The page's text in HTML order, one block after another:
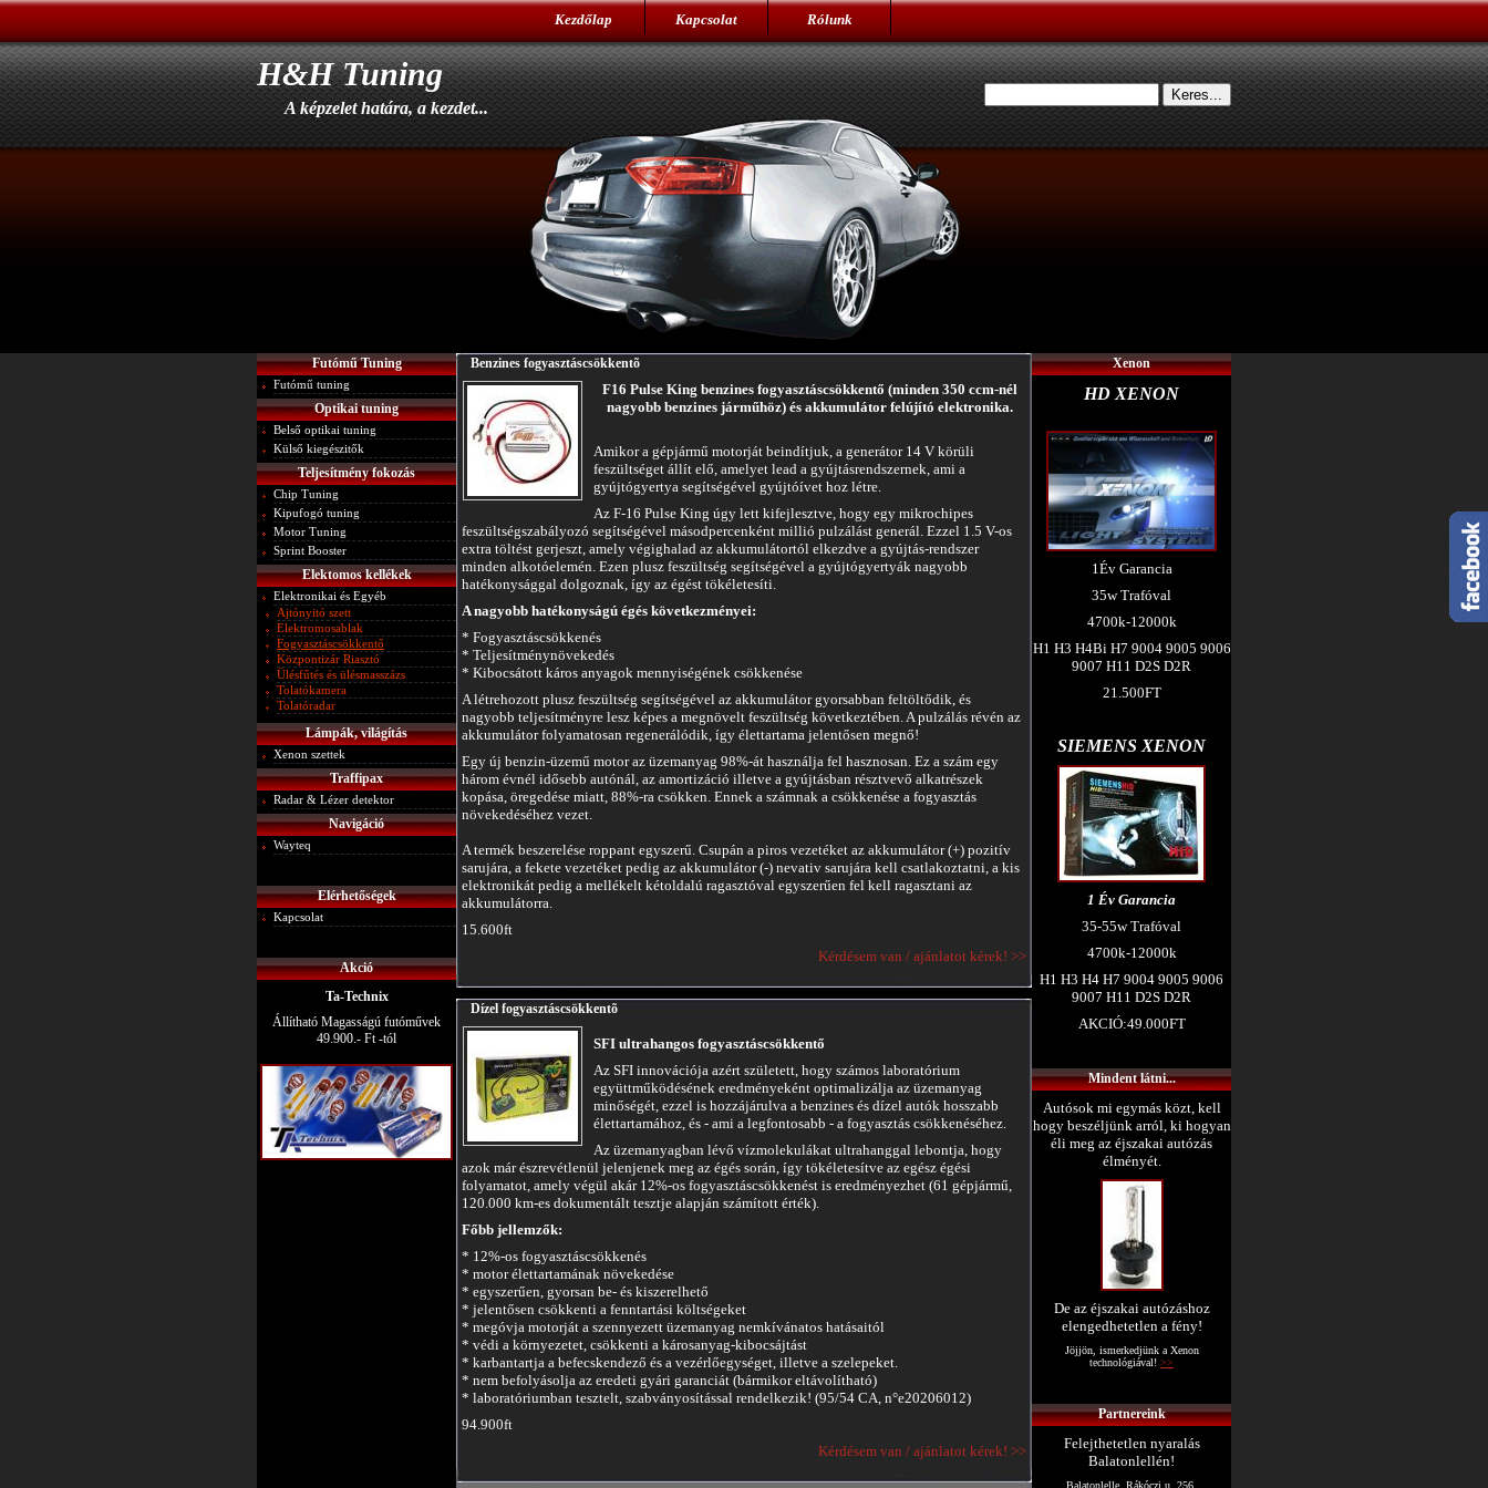
Kezdőlap Kapcsolat Rólunk
H&H Tuning
A képzelet határa, a kezdet...
Benzines fogyasztáscsökkentõ
F16 Pulse King benzines fogyasztáscsökkentő (minden 350 ccm-nél
nagyobb benzines járműhöz) és akkumulátor felújító elektronika.
Amikor a gépjármű motorját beindítjuk, a generátor 14 V körüli
feszültséget állít elő, amelyet lead a gyújtásrendszernek, ami a
gyújtógyertya segítségével gyújtóívet hoz létre.
Az F-16 Pulse King úgy lett kifejlesztve, hogy egy mikrochipes
feszültségszabályozó segítségével másodpercenként millió pulzálást generál. Ezzel 1.5 V-os
extra töltést gerjeszt, amely végighalad az akkumulátortól elkezdve a gyújtás-rendszer
minden alkotóelemén. Ezen plusz feszültség segítségével a gyújtógyertyák nagyobb
hatékonysággal dolgoznak, így az égést tökéletesíti.
A nagyobb hatékonyságú égés következményei:
* Fogyasztáscsökkenés
* Teljesítménynövekedés
* Kibocsátott káros anyagok mennyiségének csökkenése
A létrehozott plusz feszültség segítségével az akkumulátor gyorsabban feltöltődik, és
nagyobb teljesítményre lesz képes a megnövelt feszültség következtében. A pulzálás révén az
akkumulátor folyamatosan regenerálódik, így élettartama jelentősen megnő!
Egy új benzin-üzemű motor az üzemanyag 98%-át használja fel hasznosan. Ez a szám egy
három évnél idősebb autónál, az amortizáció illetve a gyújtásban résztvevő alkatrészek
kopása, öregedése miatt, 88%-ra csökken. Ennek a számnak a csökkenése a fogyasztás
növekedéséhez vezet.
A termék beszerelése roppant egyszerű. Csupán a piros vezetéket az akkumulátor (+) pozitív
sarujára, a fekete vezetéket pedig az akkumulátor (-) nevativ sarujára kell csatlakoztatni, a kis
elektronikát pedig a mellékelt kétoldalú ragasztóval egyszerűen fel kell ragasztani az
akkumulátorra.
15.600ft
Kérdésem van / ajánlatot kérek! >>
Dízel fogyasztáscsökkentõ
SFI ultrahangos fogyasztáscsökkentő
Az SFI innovációja azért született, hogy számos laboratórium
együttműködésének eredményeként optimalizálja az üzemanyag
minőségét, ezzel is hozzájárulva a benzines és dízel autók hosszabb
élettartamához, és - ami a legfontosabb - a fogyasztás csökkenéséhez.
Az üzemanyagban lévő vízmolekulákat ultrahanggal lebontja, hogy
azok már észrevétlenül jelenjenek meg az égés során, így tökéletesítve az egész égési
folyamatot, amely végül akár 12%-os fogyasztáscsökkenést is eredményezhet (61 gépjármű,
120.000 km-es dokumentált tesztje alapján számított érték).
Főbb jellemzők:
* 12%-os fogyasztáscsökkenés
* motor élettartamának növekedése
* egyszerűen, gyorsan be- és kiszerelhető
* jelentősen csökkenti a fenntartási költségeket
* megóvja motorját a szennyezett üzemanyag nemkívánatos hatásaitól
* védi a környezetet, csökkenti a károsanyag-kibocsájtást
* karbantartja a befecskendező és a vezérlőegységet, illetve a szelepeket.
* nem befolyásolja az eredeti gyári garanciát (bármikor eltávolítható)
* laboratóriumban tesztelt, szabványosítással rendelkezik! (95/54 CA, n°e20206012)
94.900ft
Kérdésem van / ajánlatot kérek! >>
Xenon
HD XENON
1Év Garancia
35w Trafóval
4700k-12000k
H1 H3 H4Bi H7 9004 9005 9006
9007 H11 D2S D2R
21.500FT
SIEMENS XENON
1 Év Garancia
35-55w Trafóval
4700k-12000k
H1 H3 H4 H7 9004 9005 9006
9007 H11 D2S D2R
AKCIÓ:49.000FT
Mindent látni...
Autósok mi egymás közt, kell
hogy beszéljünk arról, ki hogyan
éli meg az éjszakai autózás
élményét.
De az éjszakai autózáshoz
elengedhetetlen a fény!
Jöjjön, ismerkedjünk a Xenon
technológiával! >>
Partnereink
Felejthetetlen nyaralás
Balatonlellén!
Balatonlelle, Rákóczi u. 256.
Futómű Tuning
Futómű tuning
Optikai tuning
Belső optikai tuning
Külső kiegészitők
Teljesítmény fokozás
Chip Tuning
Kipufogó tuning
Motor Tuning
Sprint Booster
Elektomos kellékek
Elektronikai és Egyéb
Ajtónyitó szett
Elektromosablak
Fogyasztáscsökkentő
Központizár Riasztó
Ülésfűtés és ülésmasszázs
Tolatókamera
Tolatóradar
Lámpák, világítás
Xenon szettek
Traffipax
Radar & Lézer detektor
Navigáció
Wayteq
Elérhetőségek
Kapcsolat
Akció
Ta-Technix
Állítható Magasságú futóművek
49.900.- Ft -tól